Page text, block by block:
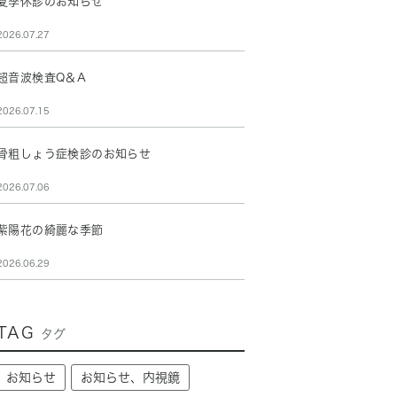
音波検査Q＆A
粗しょう症検診のお知らせ
陽花の綺麗な季節
タグ
お知らせ お知らせ、内視鏡